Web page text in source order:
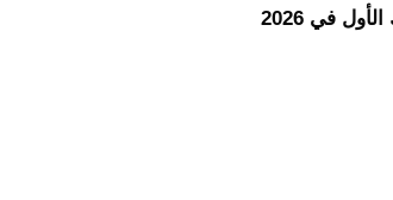
في 2026